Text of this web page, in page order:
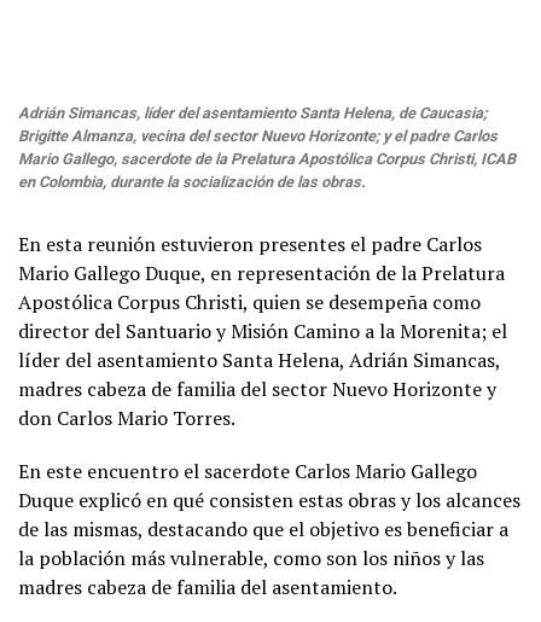
Adrián Simancas, líder del asentamiento Santa Helena, de Caucasia;
Brigitte Almanza, vecina del sector Nuevo Horizonte; y el padre Carlos
Mario Gallego, sacerdote de la Prelatura Apostólica Corpus Christi, ICAB
en Colombia, durante la socialización de las obras.
En esta reunión estuvieron presentes el padre Carlos
Mario Gallego Duque, en representación de la Prelatura
Apostólica Corpus Christi, quien se desempeña como
director del Santuario y Misión Camino a la Morenita; el
líder del asentamiento Santa Helena, Adrián Simancas,
madres cabeza de familia del sector Nuevo Horizonte y
don Carlos Mario Torres.
En este encuentro el sacerdote Carlos Mario Gallego
Duque explicó en qué consisten estas obras y los alcances
de las mismas, destacando que el objetivo es beneficiar a
la población más vulnerable, como son los niños y las
madres cabeza de familia del asentamiento.